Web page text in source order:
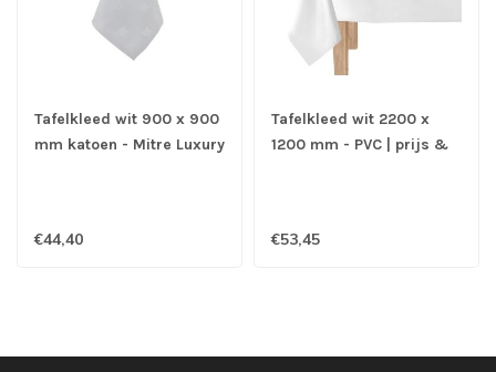
Tafelkleed wit 900 x 900
mm katoen - Mitre Luxury
€44,40
Tafelkleed wit 2200 x
1200 mm - PVC | prijs &
€53,45